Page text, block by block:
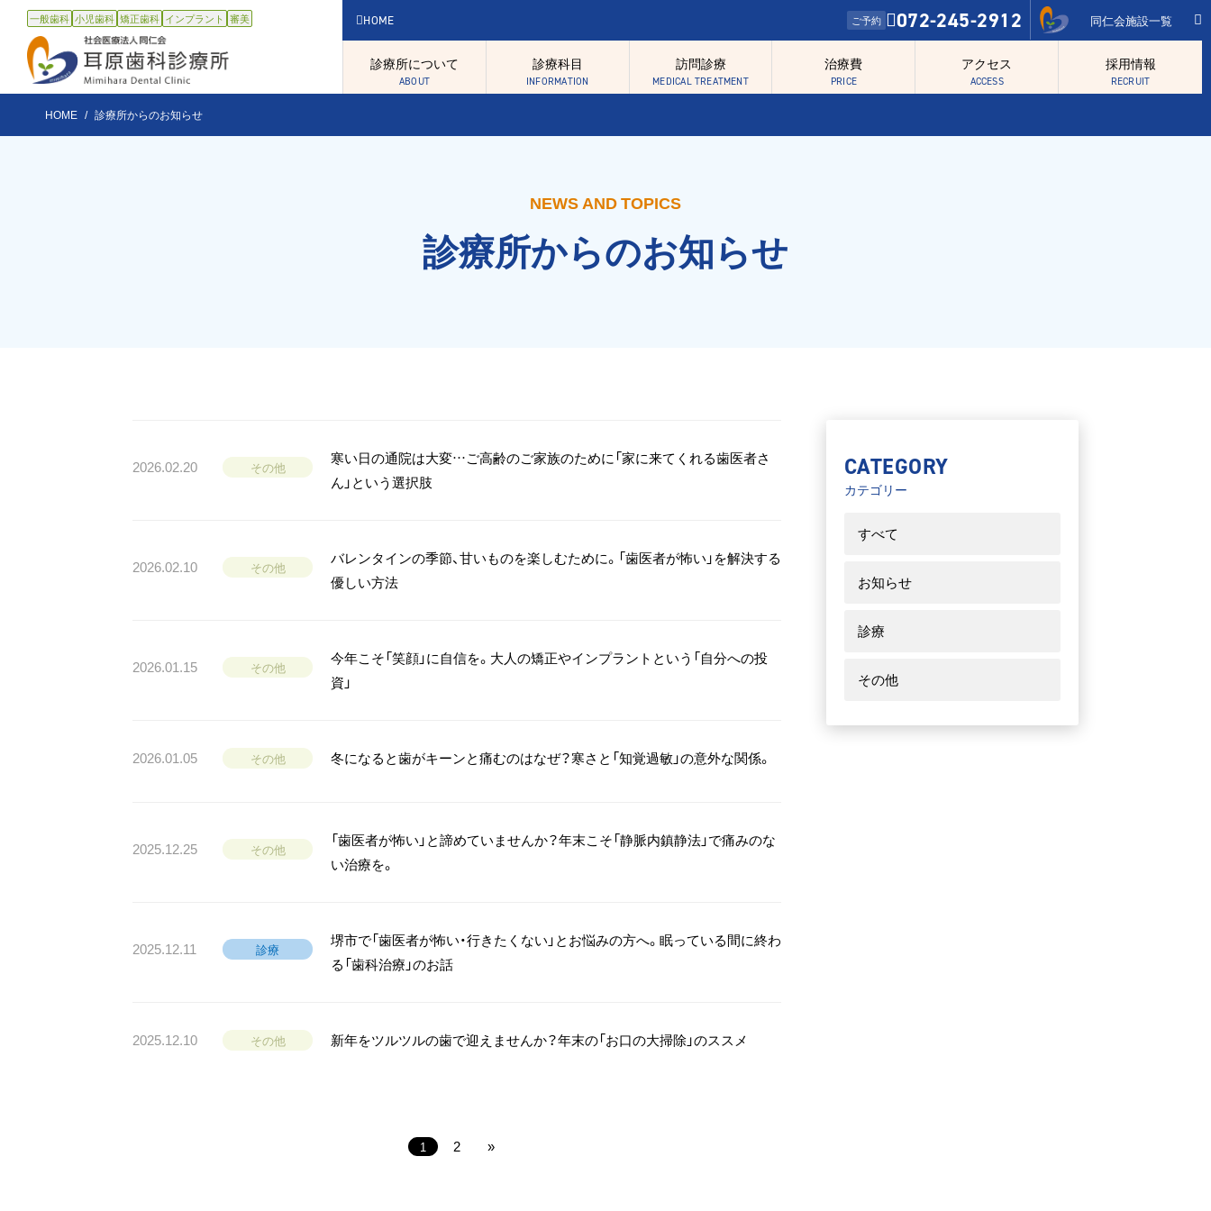
⼀般⻭科 ⼩児⻭科 矯正⻭科 インプラント 審美 HOME ご予約 072-245-2912
診療所について
ABOUT
診療科目
INFORMATION
訪問診療
MEDICAL TREATMENT
治療費
PRICE
アクセス
ACCESS
採用情報
RECRUIT
同仁会施設一覧
HOME 診療所からのお知らせ
NEWS AND TOPICS
診療所からのお知らせ
2026.02.20 その他
寒い日の通院は大変…ご高齢のご家族のために「家に来てくれる歯医者さ
ん」という選択肢
2026.02.10 その他
バレンタインの季節、甘いものを楽しむために。「歯医者が怖い」を解決する
優しい方法
2026.01.15 その他
今年こそ「笑顔」に自信を。大人の矯正やインプラントという「自分への投
資」
2026.01.05 その他 冬になると歯がキーンと痛むのはなぜ？寒さと「知覚過敏」の意外な関係。
2025.12.25 その他
「歯医者が怖い」と諦めていませんか？年末こそ「静脈内鎮静法」で痛みのな
い治療を。
2025.12.11 診療
堺市で「歯医者が怖い・行きたくない」とお悩みの方へ。眠っている間に終わ
る「歯科治療」のお話
2025.12.10 その他 新年をツルツルの歯で迎えませんか？年末の「お口の大掃除」のススメ
1 2 »
CATEGORY
カテゴリー
すべて
お知らせ
診療
その他